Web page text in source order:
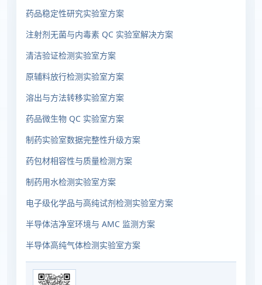
药品稳定性研究实验室方案
注射剂无菌与内毒素 QC 实验室解决方案
清洁验证检测实验室方案
原辅料放行检测实验室方案
溶出与方法转移实验室方案
药品微生物 QC 实验室方案
制药实验室数据完整性升级方案
药包材相容性与质量检测方案
制药用水检测实验室方案
电子级化学品与高纯试剂检测实验室方案
半导体洁净室环境与 AMC 监测方案
半导体高纯气体检测实验室方案